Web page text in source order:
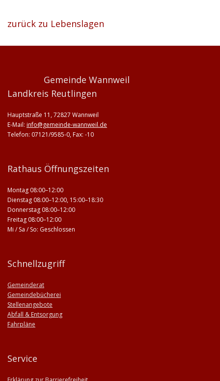
zurück zu Lebenslagen
Gemeinde Wannweil
Landkreis Reutlingen
Hauptstraße 11, 72827 Wannweil
E-Mail: info@gemeinde-wannweil.de
Telefon: 07121/9585-0, Fax: -10
Rathaus Öffnungszeiten
Montag 08:00–12:00
Dienstag 08:00–12:00, 15:00–18:30
Donnerstag 08:00–12:00
Freitag 08:00–12:00
Mi / Sa / So: Geschlossen
Schnellzugriff
Gemeinderat
Gemeindebücherei
Stellenangebote
Abfall & Entsorgung
Fahrpläne
Service